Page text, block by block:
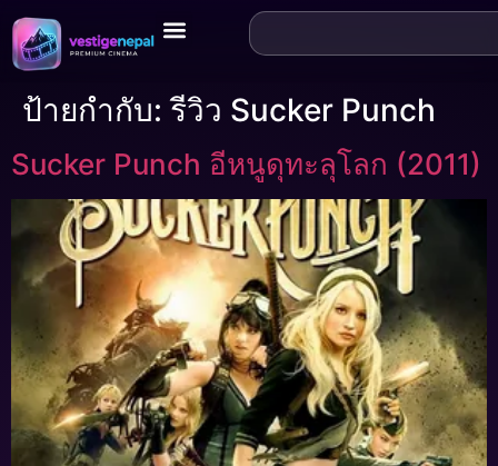
ป้ายกำกับ:รีวิว Sucker Punch
Sucker Punch อีหนูดุทะลุโลก (2011)